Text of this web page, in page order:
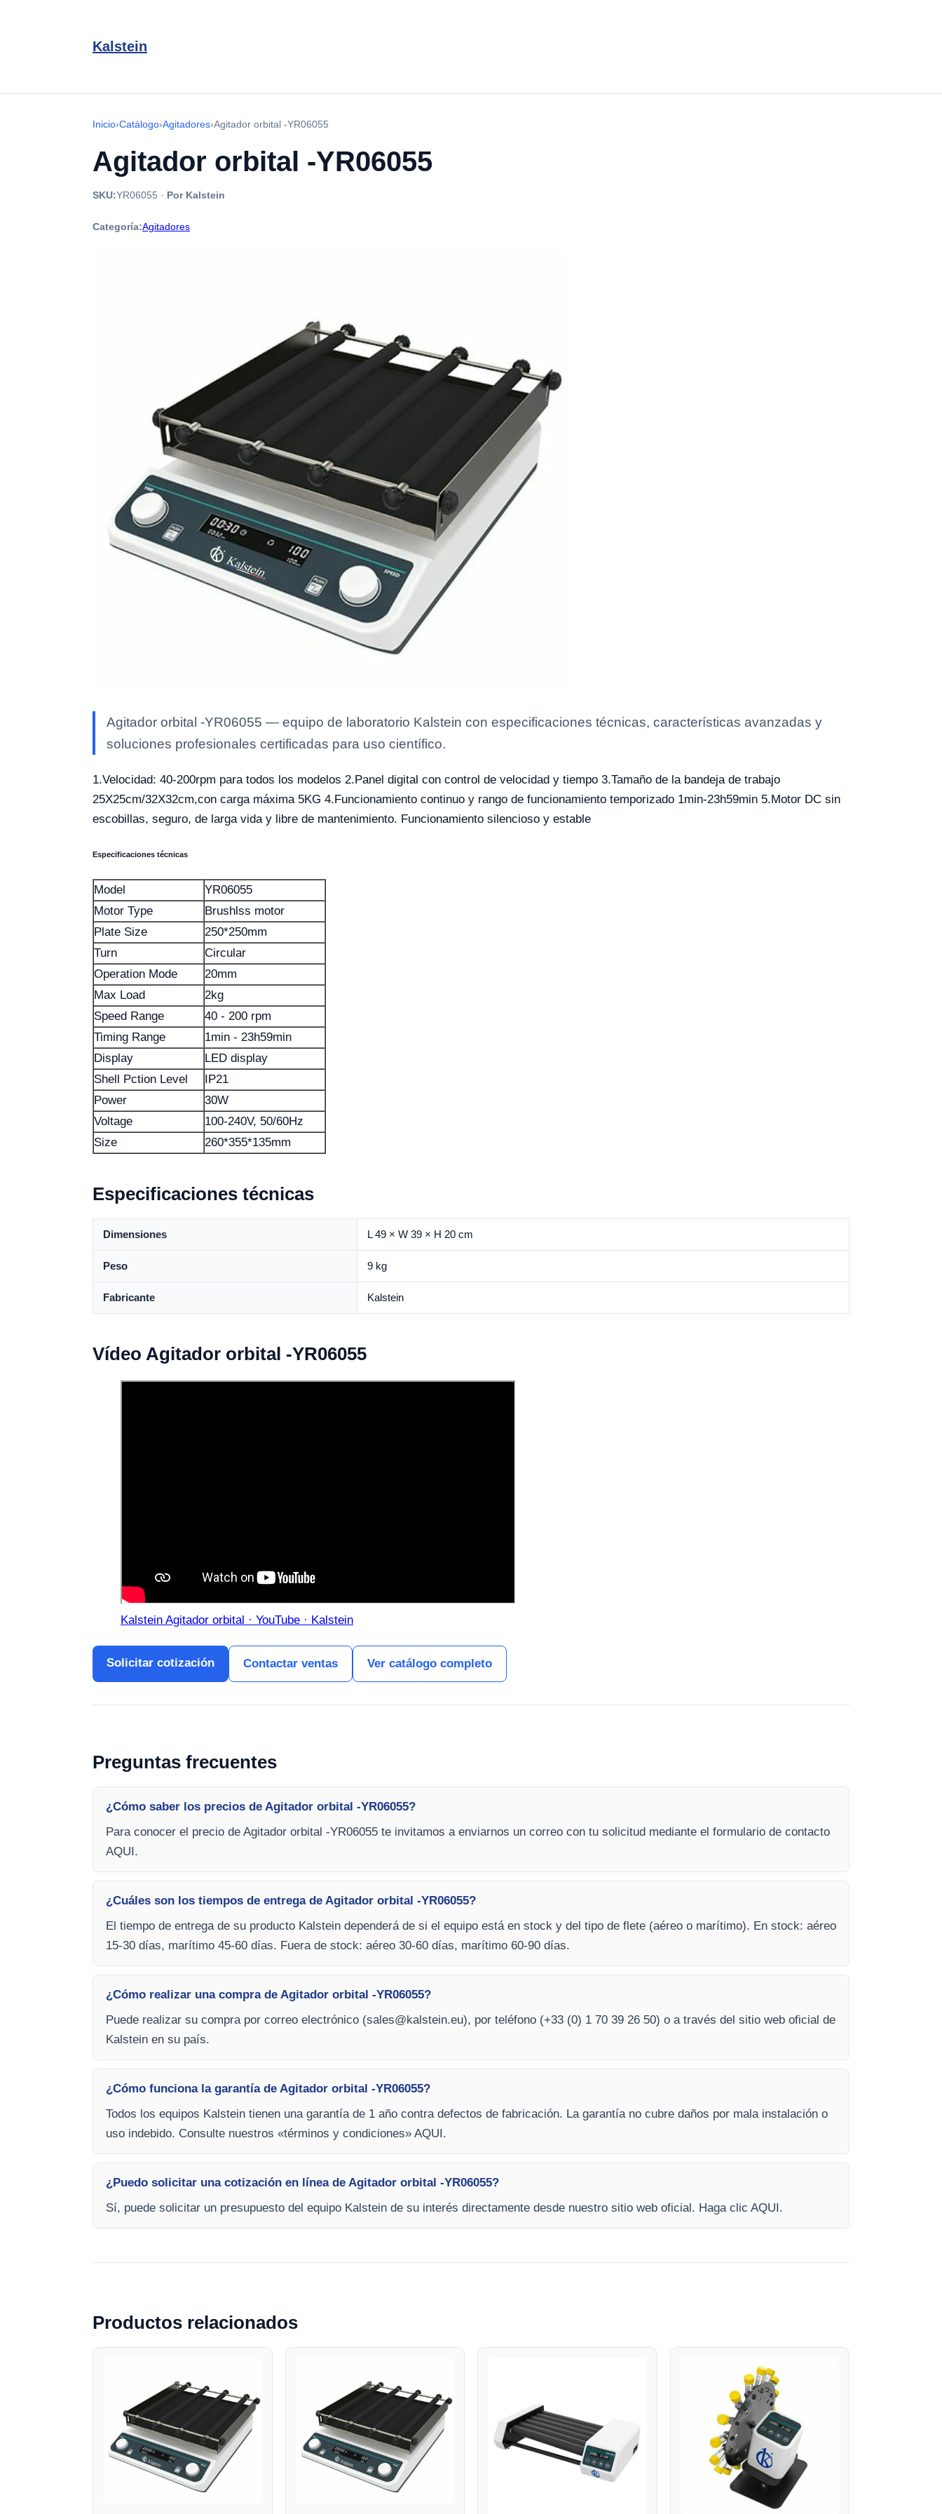
Kalstein
Inicio›Catálogo›Agitadores›Agitador orbital -YR06055
Agitador orbital -YR06055
SKU:YR06055 · Por Kalstein
Categoría:Agitadores
Agitador orbital -YR06055 — equipo de laboratorio Kalstein con especificaciones técnicas, características avanzadas y
soluciones profesionales certificadas para uso científico.
1.Velocidad: 40-200rpm para todos los modelos 2.Panel digital con control de velocidad y tiempo 3.Tamaño de la bandeja de trabajo
25X25cm/32X32cm,con carga máxima 5KG 4.Funcionamiento continuo y rango de funcionamiento temporizado 1min-23h59min 5.Motor DC sin
escobillas, seguro, de larga vida y libre de mantenimiento. Funcionamiento silencioso y estable
Especificaciones técnicas
Model
YR06055
Motor Type
Brushlss motor
Plate Size
250*250mm
Turn
Circular
Operation Mode
20mm
Max Load
2kg
Speed Range
40 - 200 rpm
Timing Range
1min - 23h59min
Display
LED display
Shell Pction Level
IP21
Power
30W
Voltage
100-240V, 50/60Hz
Size
260*355*135mm
Especificaciones técnicas
Dimensiones L 49 × W 39 × H 20 cm
Peso 9 kg
Fabricante Kalstein
Vídeo Agitador orbital -YR06055
Kalstein Agitador orbital · YouTube · Kalstein
Solicitar cotización Contactar ventas Ver catálogo completo
Preguntas frecuentes
¿Cómo saber los precios de Agitador orbital -YR06055?
Para conocer el precio de Agitador orbital -YR06055 te invitamos a enviarnos un correo con tu solicitud mediante el formulario de contacto
AQUI.
¿Cuáles son los tiempos de entrega de Agitador orbital -YR06055?
El tiempo de entrega de su producto Kalstein dependerá de si el equipo está en stock y del tipo de flete (aéreo o marítimo). En stock: aéreo
15-30 días, marítimo 45-60 días. Fuera de stock: aéreo 30-60 días, marítimo 60-90 días.
¿Cómo realizar una compra de Agitador orbital -YR06055?
Puede realizar su compra por correo electrónico (sales@kalstein.eu), por teléfono (+33 (0) 1 70 39 26 50) o a través del sitio web oficial de
Kalstein en su país.
¿Cómo funciona la garantía de Agitador orbital -YR06055?
Todos los equipos Kalstein tienen una garantía de 1 año contra defectos de fabricación. La garantía no cubre daños por mala instalación o
uso indebido. Consulte nuestros «términos y condiciones» AQUI.
¿Puedo solicitar una cotización en línea de Agitador orbital -YR06055?
Sí, puede solicitar un presupuesto del equipo Kalstein de su interés directamente desde nuestro sitio web oficial. Haga clic AQUI.
Productos relacionados